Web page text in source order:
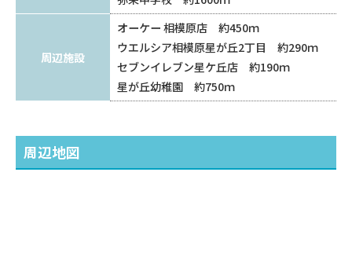
周辺施設
オーケー 相模原店 約450ｍ
ウエルシア相模原星が丘2丁目 約290ｍ
セブンイレブン星ケ丘店 約190ｍ
星が丘幼稚園 約750ｍ
周辺地図